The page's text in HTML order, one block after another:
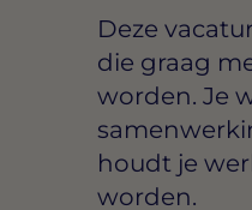
Deze
die graag
worden. Je
houdt je
worden.